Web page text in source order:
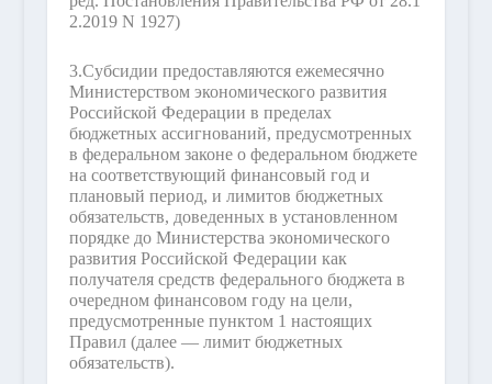
2.2019 N 1927)
3.Субсидии предоставляются ежемесячно
Министерством экономического развития
Российской Федерации в пределах
бюджетных ассигнований, предусмотренных
в федеральном законе о федеральном бюджете
на соответствующий финансовый год и
плановый период, и лимитов бюджетных
обязательств, доведенных в установленном
порядке до Министерства экономического
развития Российской Федерации как
получателя средств федерального бюджета в
очередном финансовом году на цели,
предусмотренные пунктом 1 настоящих
Правил (далее — лимит бюджетных
обязательств).